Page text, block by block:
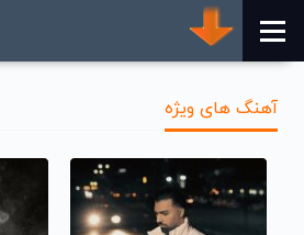
آهنگ های ویژه